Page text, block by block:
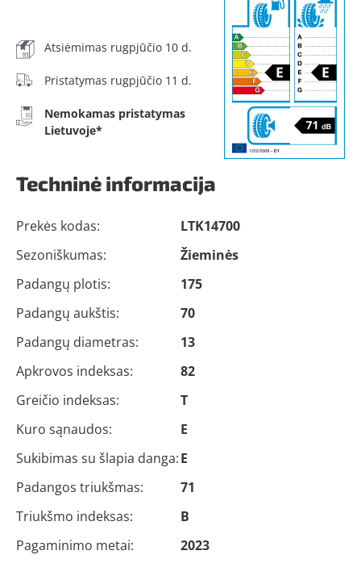
Atsiėmimas rugpjūčio 10 d.
Pristatymas rugpjūčio 11 d.
Nemokamas pristatymas
Lietuvoje*
Techninė informacija
Prekės kodas:
LTK14700
Sezoniškumas:
Žieminės
Padangų plotis:
175
Padangų aukštis:
70
Padangų diametras:
13
Apkrovos indeksas:
82
Greičio indeksas:
T
Kuro sąnaudos:
E
Sukibimas su šlapia danga:E
Padangos triukšmas:
71
Triukšmo indeksas:
B
Pagaminimo metai:
2023